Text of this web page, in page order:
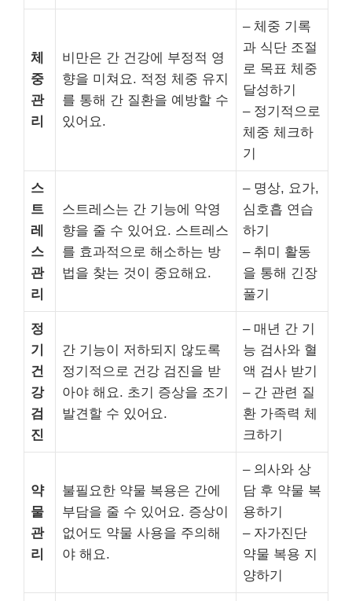
체
중
관
리
비만은 간 건강에 부정적 영
향을 미쳐요. 적정 체중 유지
를 통해 간 질환을 예방할 수
있어요.
– 체중 기록
과 식단 조절
로 목표 체중
달성하기
– 정기적으로
체중 체크하
기
스
트
레
스
관
리
스트레스는 간 기능에 악영
향을 줄 수 있어요. 스트레스
를 효과적으로 해소하는 방
법을 찾는 것이 중요해요.
– 명상, 요가,
심호흡 연습
하기
– 취미 활동
을 통해 긴장
풀기
정
기
건
강
검
진
간 기능이 저하되지 않도록
정기적으로 건강 검진을 받
아야 해요. 초기 증상을 조기
발견할 수 있어요.
– 매년 간 기
능 검사와 혈
액 검사 받기
– 간 관련 질
환 가족력 체
크하기
약
물
관
리
불필요한 약물 복용은 간에
부담을 줄 수 있어요. 증상이
없어도 약물 사용을 주의해
야 해요.
– 의사와 상
담 후 약물 복
용하기
– 자가진단
약물 복용 지
양하기